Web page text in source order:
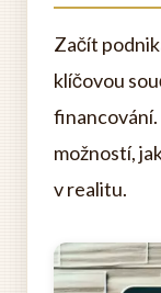
Začít
klíčovou
možností,
v realitu.